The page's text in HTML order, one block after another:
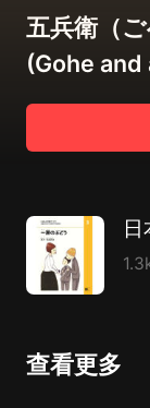
五兵衛（
(Gohe and
查看更多